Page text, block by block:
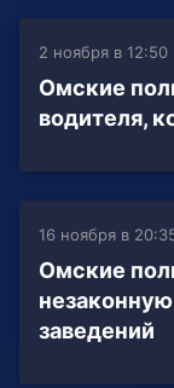
2 ноября в 12:50
Омские
водителя,
16 ноября в
Омские
заведений